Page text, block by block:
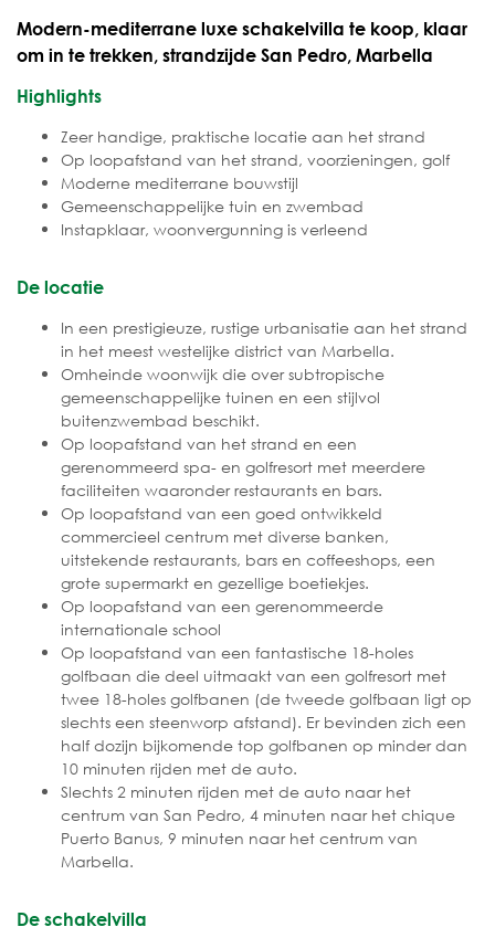
Modern-mediterrane luxe schakelvilla te koop, klaar
om in te trekken, strandzijde San Pedro, Marbella
Highlights
Zeer handige, praktische locatie aan het strand
Op loopafstand van het strand, voorzieningen, golf
Moderne mediterrane bouwstijl
Gemeenschappelijke tuin en zwembad
Instapklaar, woonvergunning is verleend
De locatie
In een prestigieuze, rustige urbanisatie aan het strand
in het meest westelijke district van Marbella.
Omheinde woonwijk die over subtropische
gemeenschappelijke tuinen en een stijlvol
buitenzwembad beschikt.
Op loopafstand van het strand en een
gerenommeerd spa- en golfresort met meerdere
faciliteiten waaronder restaurants en bars.
Op loopafstand van een goed ontwikkeld
commercieel centrum met diverse banken,
uitstekende restaurants, bars en coffeeshops, een
grote supermarkt en gezellige boetiekjes.
Op loopafstand van een gerenommeerde
internationale school
Op loopafstand van een fantastische 18-holes
golfbaan die deel uitmaakt van een golfresort met
twee 18-holes golfbanen (de tweede golfbaan ligt op
slechts een steenworp afstand). Er bevinden zich een
half dozijn bijkomende top golfbanen op minder dan
10 minuten rijden met de auto.
Slechts 2 minuten rijden met de auto naar het
centrum van San Pedro, 4 minuten naar het chique
Puerto Banus, 9 minuten naar het centrum van
Marbella.
De schakelvilla